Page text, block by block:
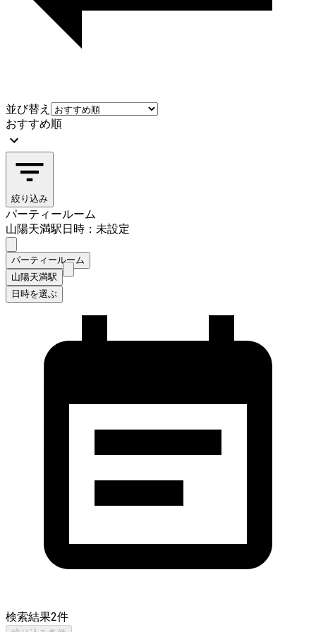
並び替え
おすすめ順
絞り込み
パーティールーム
山陽天満駅日時：未設定
パーティールーム
山陽天満駅
日時を選ぶ
検索結果2件